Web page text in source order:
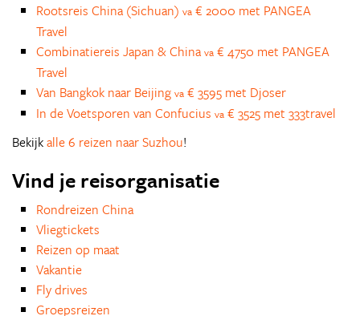
Rootsreis China (Sichuan) va € 2000 met PANGEA
Travel
Combinatiereis Japan & China va € 4750 met PANGEA
Travel
Van Bangkok naar Beijing va € 3595 met Djoser
In de Voetsporen van Confucius va € 3525 met 333travel
Bekijkalle 6 reizen naar Suzhou!
Vind je reisorganisatie
Rondreizen China
Vliegtickets
Reizen op maat
Vakantie
Fly drives
Groepsreizen